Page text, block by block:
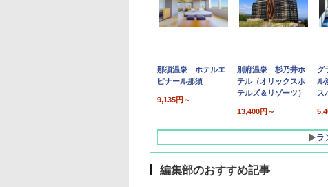
那須温泉 ホテルエ
ピナール那須
9,135円～
別府温泉 杉乃井ホ
テル（オリックスホ
テルズ＆リゾーツ）
13,400円～
グ
ル
ス
ラ
編集部のおすすめ記事